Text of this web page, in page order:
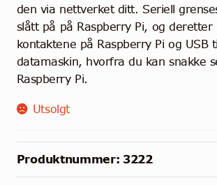
den via nettverket ditt. Seriell
slått på på Raspberry Pi, og deretter
kontaktene på Raspberry Pi og USB
datamaskin, hvorfra du kan snakke
Raspberry Pi.
Utsolgt
Produktnummer: 3222